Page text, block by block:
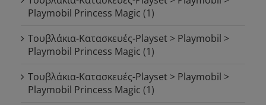
Playmobil Princess Magic (1)
Τουβλάκια-Κατασκευές-Playset > Playmobil >
Playmobil Princess Magic (1)
Τουβλάκια-Κατασκευές-Playset > Playmobil >
Playmobil Princess Magic (1)